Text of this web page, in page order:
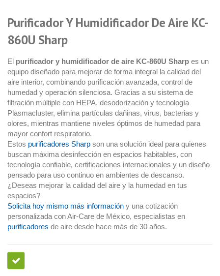
Purificador Y Humidificador De Aire KC-
860U Sharp
El purificador y humidificador de aire KC-860U Sharp es un
equipo diseñado para mejorar de forma integral la calidad del
aire interior, combinando purificación avanzada, control de
humedad y operación silenciosa. Gracias a su sistema de
filtración múltiple con HEPA, desodorización y tecnología
Plasmacluster, elimina partículas dañinas, virus, bacterias y
olores, mientras mantiene niveles óptimos de humedad para
mayor confort respiratorio.
Estos purificadores Sharp son una solución ideal para quienes
buscan máxima desinfección en espacios habitables, con
tecnología confiable, certificaciones internacionales y un diseño
pensado para uso continuo en ambientes de descanso.
¿Deseas mejorar la calidad del aire y la humedad en tus
espacios?
Solicita hoy mismo más información y una cotización
personalizada con Air-Care de México, especialistas en
purificadores de aire desde hace más de 30 años.